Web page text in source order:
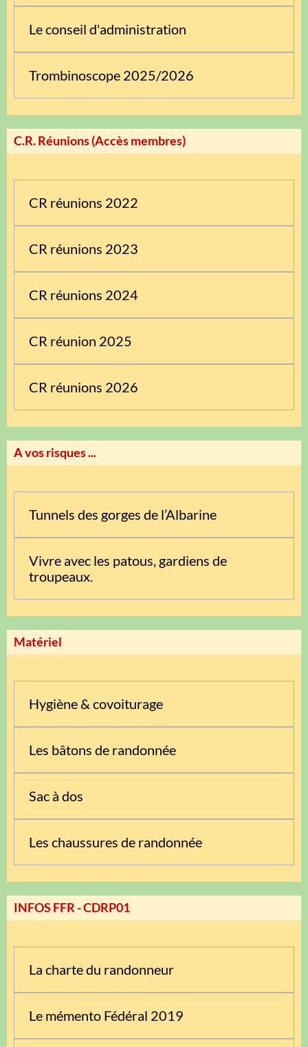
Le conseil d'administration
Trombinoscope 2025/2026
C.R. Réunions (Accès membres)
CR réunions 2022
CR réunions 2023
CR réunions 2024
CR réunion 2025
CR réunions 2026
A vos risques ...
Tunnels des gorges de l’Albarine
Vivre avec les patous, gardiens de
troupeaux.
Matériel
Hygiène & covoiturage
Les bâtons de randonnée
Sac à dos
Les chaussures de randonnée
INFOS FFR - CDRP01
La charte du randonneur
Le mémento Fédéral 2019